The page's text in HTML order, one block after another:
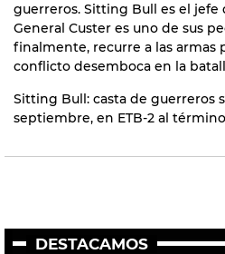
guerreros. Sitting Bull es el jefe
General Custer es uno de sus
finalmente, recurre a las armas
conflicto desemboca en la
Sitting Bull: casta de guerreros
septiembre, en ETB-2 al término
DESTACAMOS